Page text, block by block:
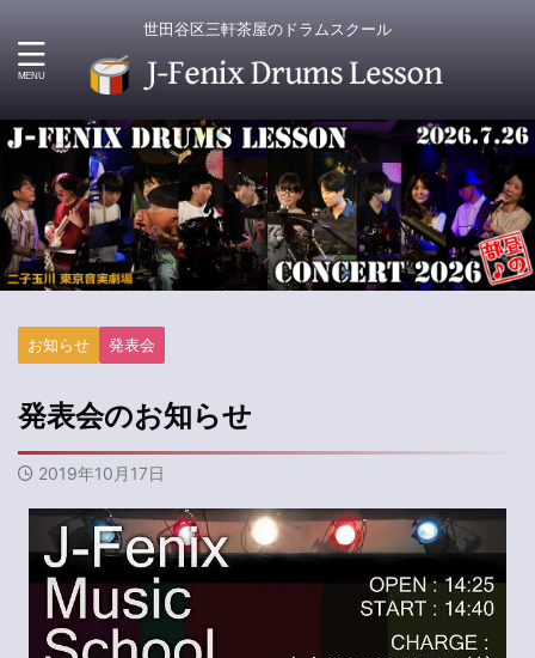
世田谷区三軒茶屋のドラムスクール
お知らせ 発表会
発表会のお知らせ
2019年10月17日